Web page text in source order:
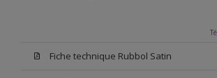
Fiche technique Rubbol Satin